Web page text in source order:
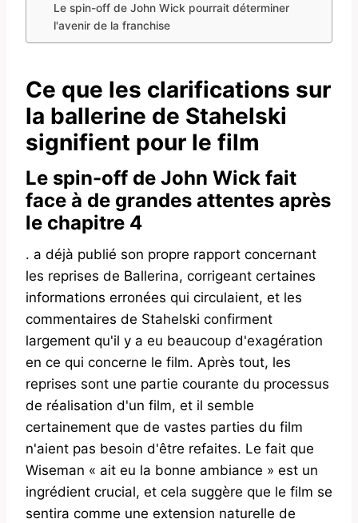
Le spin-off de John Wick pourrait déterminer
l'avenir de la franchise
Ce que les clarifications sur
la ballerine de Stahelski
signifient pour le film
Le spin-off de John Wick fait
face à de grandes attentes après
le chapitre 4
. a déjà publié son propre rapport concernant
les reprises de Ballerina, corrigeant certaines
informations erronées qui circulaient, et les
commentaires de Stahelski confirment
largement qu'il y a eu beaucoup d'exagération
en ce qui concerne le film. Après tout, les
reprises sont une partie courante du processus
de réalisation d'un film, et il semble
certainement que de vastes parties du film
n'aient pas besoin d'être refaites. Le fait que
Wiseman « ait eu la bonne ambiance » est un
ingrédient crucial, et cela suggère que le film se
sentira comme une extension naturelle de